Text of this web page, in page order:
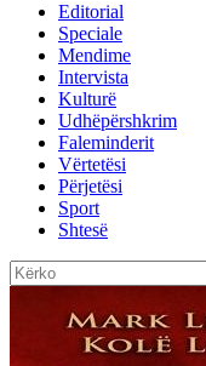
Editorial
Speciale
Mendime
Intervista
Kulturë
Udhëpërshkrim
Faleminderit
Vërtetësi
Përjetësi
Sport
Shtesë